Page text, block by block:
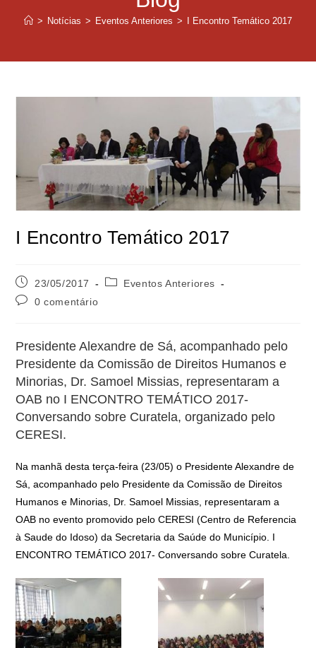
> Notícias > Eventos Anteriores > I Encontro Temático 2017
I Encontro Temático 2017
23/05/2017
Eventos Anteriores
0 comentário
Presidente Alexandre de Sá, acompanhado pelo
Presidente da Comissão de Direitos Humanos e
Minorias, Dr. Samoel Missias, representaram a
OAB no I ENCONTRO TEMÁTICO 2017-
Conversando sobre Curatela, organizado pelo
CERESI.
Na manhã desta terça-feira (23/05) o Presidente Alexandre de
Sá, acompanhado pelo Presidente da Comissão de Direitos
Humanos e Minorias, Dr. Samoel Missias, representaram a
OAB no evento promovido pelo CERESI (Centro de Referencia
à Saude do Idoso) da Secretaria da Saúde do Município. I
ENCONTRO TEMÁTICO 2017- Conversando sobre Curatela.